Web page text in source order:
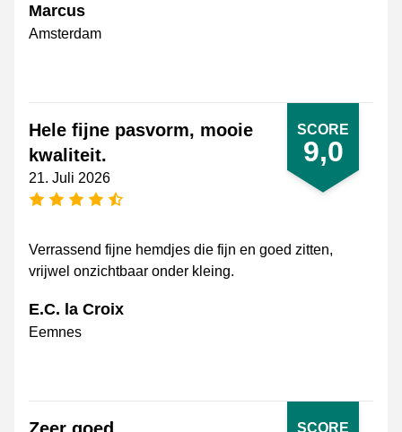
Marcus
Amsterdam
SCORE
9,0
Hele fijne pasvorm, mooie
kwaliteit.
21. Juli 2026
[_General:NumberOfStarsPluralFormat]
Verrassend fijne hemdjes die fijn en goed zitten,
vrijwel onzichtbaar onder kleing.
E.C. la Croix
Eemnes
SCORE